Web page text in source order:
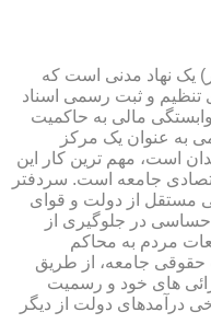
یک نهاد مدنی است که
تنظیم و ثبت رسمی اسناد
مالی به حاکمیت
به عنوان یک مرکز
است، مهم ترین کار این
جامعه است. سردفتر
مستقل از دولت و قوای
حساسی در جلوگیری از
مردم به محاکم
حقوقی جامعه، از طریق
های خود و رسمیت
درآمدهای دولت از دیگر